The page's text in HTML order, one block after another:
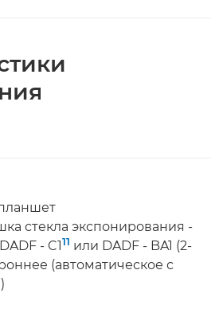
стекла экспонирования -
- C111 или DADF - BA1 (2-
(автоматическое с